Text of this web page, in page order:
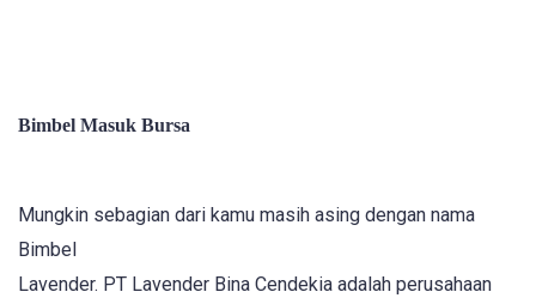
Bimbel Masuk Bursa
Mungkin sebagian dari kamu masih asing dengan nama
Bimbel
Lavender. PT Lavender Bina Cendekia adalah perusahaan